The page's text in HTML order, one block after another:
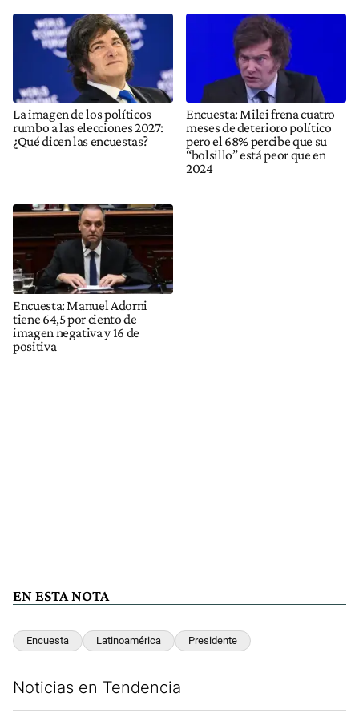
La imagen de los políticos
rumbo a las elecciones 2027:
¿Qué dicen las encuestas?
Encuesta: Milei frena cuatro
meses de deterioro político
pero el 68% percibe que su
“bolsillo” está peor que en
2024
Encuesta: Manuel Adorni
tiene 64,5 por ciento de
imagen negativa y 16 de
positiva
EN ESTA NOTA
Encuesta Latinoamérica Presidente
Noticias en Tendencia